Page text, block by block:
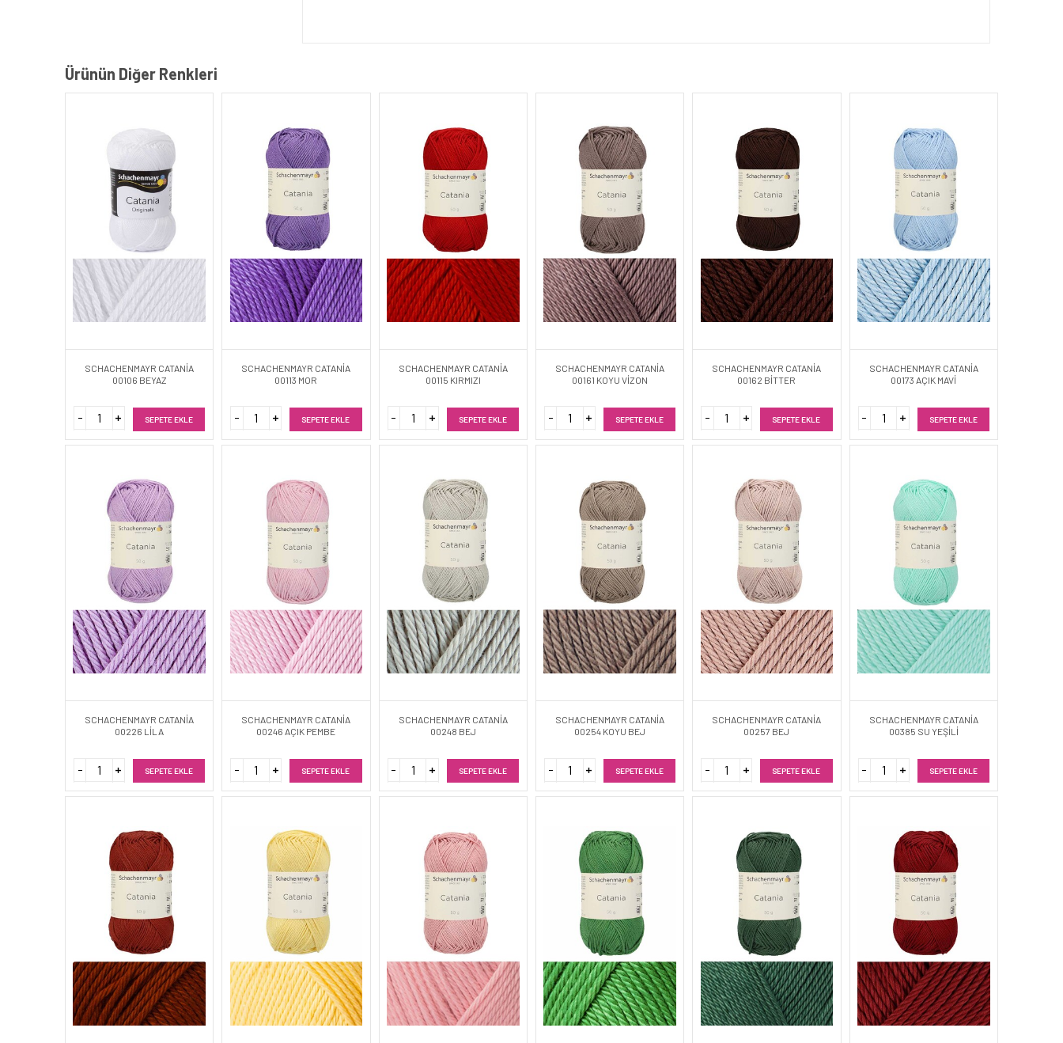
Ürünün Diğer Renkleri
SCHACHENMAYR CATANİA
00106 BEYAZ
SEPETE EKLE
SCHACHENMAYR CATANİA
00113 MOR
SEPETE EKLE
SCHACHENMAYR CATANİA
00115 KIRMIZI
SEPETE EKLE
SCHACHENMAYR CATANİA
00161 KOYU VİZON
SEPETE EKLE
SCHACHENMAYR CATANİA
00162 BİTTER
SEPETE EKLE
SCHACHENMAYR CATANİA
00173 AÇIK MAVİ
SEPETE EKLE
SCHACHENMAYR CATANİA
00226 LİLA
SEPETE EKLE
SCHACHENMAYR CATANİA
00246 AÇIK PEMBE
SEPETE EKLE
SCHACHENMAYR CATANİA
00248 BEJ
SEPETE EKLE
SCHACHENMAYR CATANİA
00254 KOYU BEJ
SEPETE EKLE
SCHACHENMAYR CATANİA
00257 BEJ
SEPETE EKLE
SCHACHENMAYR CATANİA
00385 SU YEŞİLİ
SEPETE EKLE